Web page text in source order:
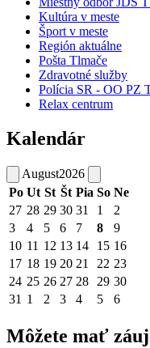
Kultúra v meste
Šport v meste
Región aktuálne
Pošta Tlmače
Zdravotné služby
Polícia SR - OO PZ
Relax centrum
Kalendár
August2026
Po Ut St Št Pia So Ne
27 28 29 30 31 1
2
3
4 5 6 7 8
9
10 11 12 13 14 15 16
17 18 19 20 21 22 23
24 25 26 27 28 29 30
31 1 2 3 4 5 6
Môžete mať